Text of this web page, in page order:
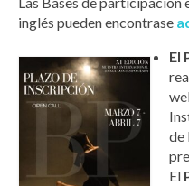
inglés pueden encontrase
El
de
El